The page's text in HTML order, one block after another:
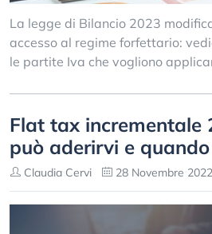
La legge di Bilancio 2023
accesso al regime forfettario:
le partite Iva che vogliono
Flat tax incrementale
può aderirvi e
Claudia Cervi 28 Novembre